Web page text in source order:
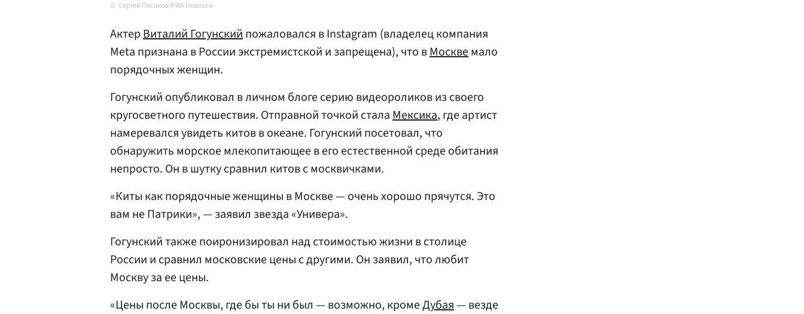
Сергей Пятаков/РИА Новости
АктерВиталий Гогунскийпожаловался в Instagram (владелец компания
Meta признана в России экстремистской и запрещена), что вМосквемало
порядочных женщин.
Гогунский опубликовал в личном блоге серию видеороликов из своего
кругосветного путешествия. Отправной точкой сталаМексика, где артист
намеревался увидеть китов в океане. Гогунский посетовал, что
обнаружить морское млекопитающее в его естественной среде обитания
непросто. Он в шутку сравнил китов с москвичками.
«Киты как порядочные женщины в Москве — очень хорошо прячутся. Это
вам не Патрики», — заявил звезда «Универа».
Гогунский также поиронизировал над стоимостью жизни в столице
России и сравнил московские цены с другими. Он заявил, что любит
Москву за ее цены.
«Цены после Москвы, где бы ты ни был — возможно, кромеДубая— везде